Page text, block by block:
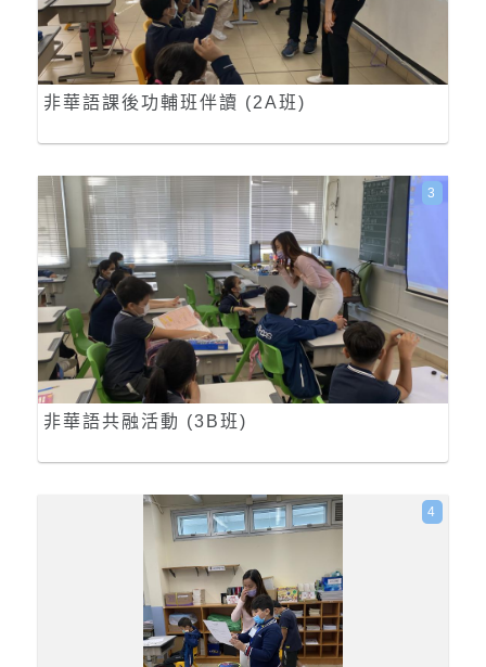
非華語課後功輔班伴讀 (2A班)
非華語共融活動 (3B班)
3
4